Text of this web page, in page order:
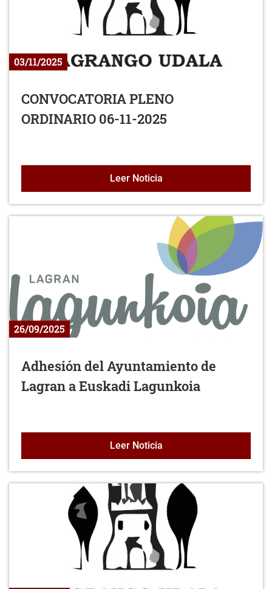
03/11/2025
CONVOCATORIA PLENO
ORDINARIO 06-11-2025
Leer NoticiaCONVOCATORIA
26/09/2025
Adhesión del Ayuntamiento de
Lagran a Euskadi Lagunkoia
Leer NoticiaAdhesión del